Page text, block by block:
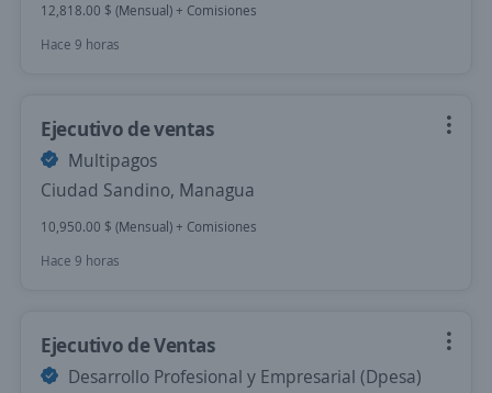
12,818.00 $ (Mensual) + Comisiones
Hace 9 horas
Ejecutivo de ventas
Multipagos
Ciudad Sandino, Managua
10,950.00 $ (Mensual) + Comisiones
Hace 9 horas
Ejecutivo de Ventas
Desarrollo Profesional y Empresarial (Dpesa)